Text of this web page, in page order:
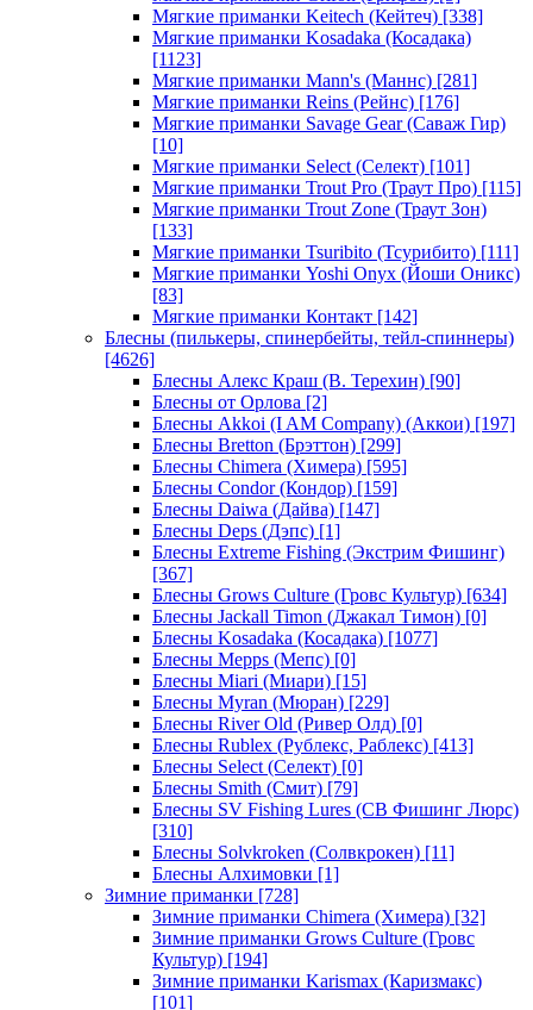
Мягкие приманки Keitech (Кейтеч) [338]
Мягкие приманки Kosadaka (Косадака)
[1123]
Мягкие приманки Mann's (Маннс) [281]
Мягкие приманки Reins (Рейнс) [176]
Мягкие приманки Savage Gear (Саваж Гир)
[10]
Мягкие приманки Select (Селект) [101]
Мягкие приманки Trout Pro (Траут Про) [115]
Мягкие приманки Trout Zone (Траут Зон)
[133]
Мягкие приманки Tsuribito (Тсурибито) [111]
Мягкие приманки Yoshi Onyx (Йоши Оникс)
[83]
Мягкие приманки Контакт [142]
Блесны (пилькеры, спинербейты, тейл-спиннеры)
[4626]
Блесны Алекс Краш (В. Терехин) [90]
Блесны от Орлова [2]
Блесны Akkoi (I AM Company) (Аккои) [197]
Блесны Bretton (Брэттон) [299]
Блесны Chimera (Химера) [595]
Блесны Condor (Кондор) [159]
Блесны Daiwa (Дайва) [147]
Блесны Deps (Дэпс) [1]
Блесны Extreme Fishing (Экстрим Фишинг)
[367]
Блесны Grows Culture (Гровс Культур) [634]
Блесны Jackall Timon (Джакал Тимон) [0]
Блесны Kosadaka (Косадака) [1077]
Блесны Mepps (Мепс) [0]
Блесны Miari (Миари) [15]
Блесны Myran (Мюран) [229]
Блесны River Old (Ривер Олд) [0]
Блесны Rublex (Рублекс, Раблекс) [413]
Блесны Select (Селект) [0]
Блесны Smith (Смит) [79]
Блесны SV Fishing Lures (СВ Фишинг Люрс)
[310]
Блесны Solvkroken (Солвкрокен) [11]
Блесны Алхимовки [1]
Зимние приманки [728]
Зимние приманки Chimera (Химера) [32]
Зимние приманки Grows Culture (Гровс
Культур) [194]
Зимние приманки Karismax (Каризмакс)
[101]